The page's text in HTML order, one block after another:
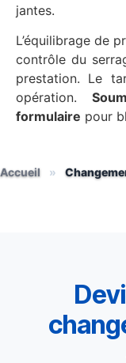
jantes.
L’équilibrage de
contrôle du
prestation. Le
opération.
formulaire pour
Accueil »